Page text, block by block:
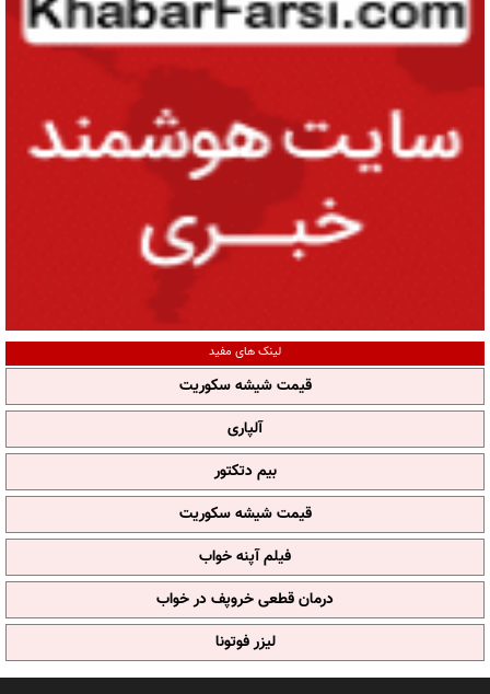
لینک های مفید
قیمت شیشه سکوریت
آلپاری
بیم دتکتور
قیمت شیشه سکوریت
فیلم آپنه خواب
درمان قطعی خروپف در خواب
لیزر فوتونا